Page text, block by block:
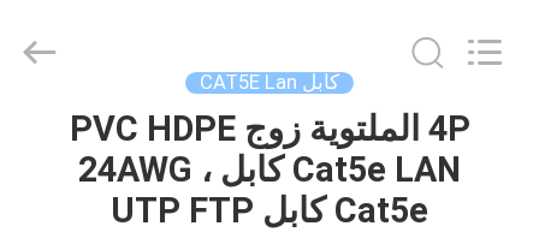
منزل،
Industry
كابل CAT5E Lan
4P الملتوية زوج PVC HDPE
Cat5e LAN كابل ، 24AWG
Cat5e كابل UTP FTP